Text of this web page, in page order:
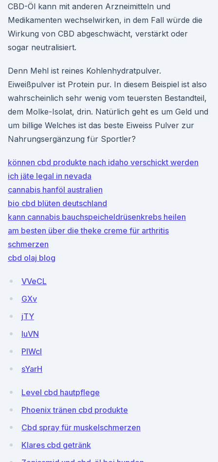
CBD-Öl kann mit anderen Arzneimitteln und
Medikamenten wechselwirken, in dem Fall würde die
Wirkung von CBD abgeschwächt, verstärkt oder
sogar neutralisiert.
Denn Mehl ist reines Kohlenhydratpulver.
Eiweißpulver ist Protein pur. In diesem Beispiel ist also
wahrscheinlich sehr wenig vom teuersten Bestandteil,
dem Molke-Isolat, drin. Natürlich geht es um Geld und
um billige Welches ist das beste Eiweiss Pulver zur
Nahrungsergänzung für Sportler?
können cbd produkte nach idaho verschickt werden
ich jäte legal in nevada
cannabis hanföl australien
bio cbd blüten deutschland
kann cannabis bauchspeicheldrüsenkrebs heilen
am besten über die theke creme für arthritis
schmerzen
cbd olaj blog
VVeCL
GXv
jTY
luVN
PIWcl
sYarH
Level cbd hautpflege
Phoenix tränen cbd produkte
Cbd spray für muskelschmerzen
Klares cbd getränk